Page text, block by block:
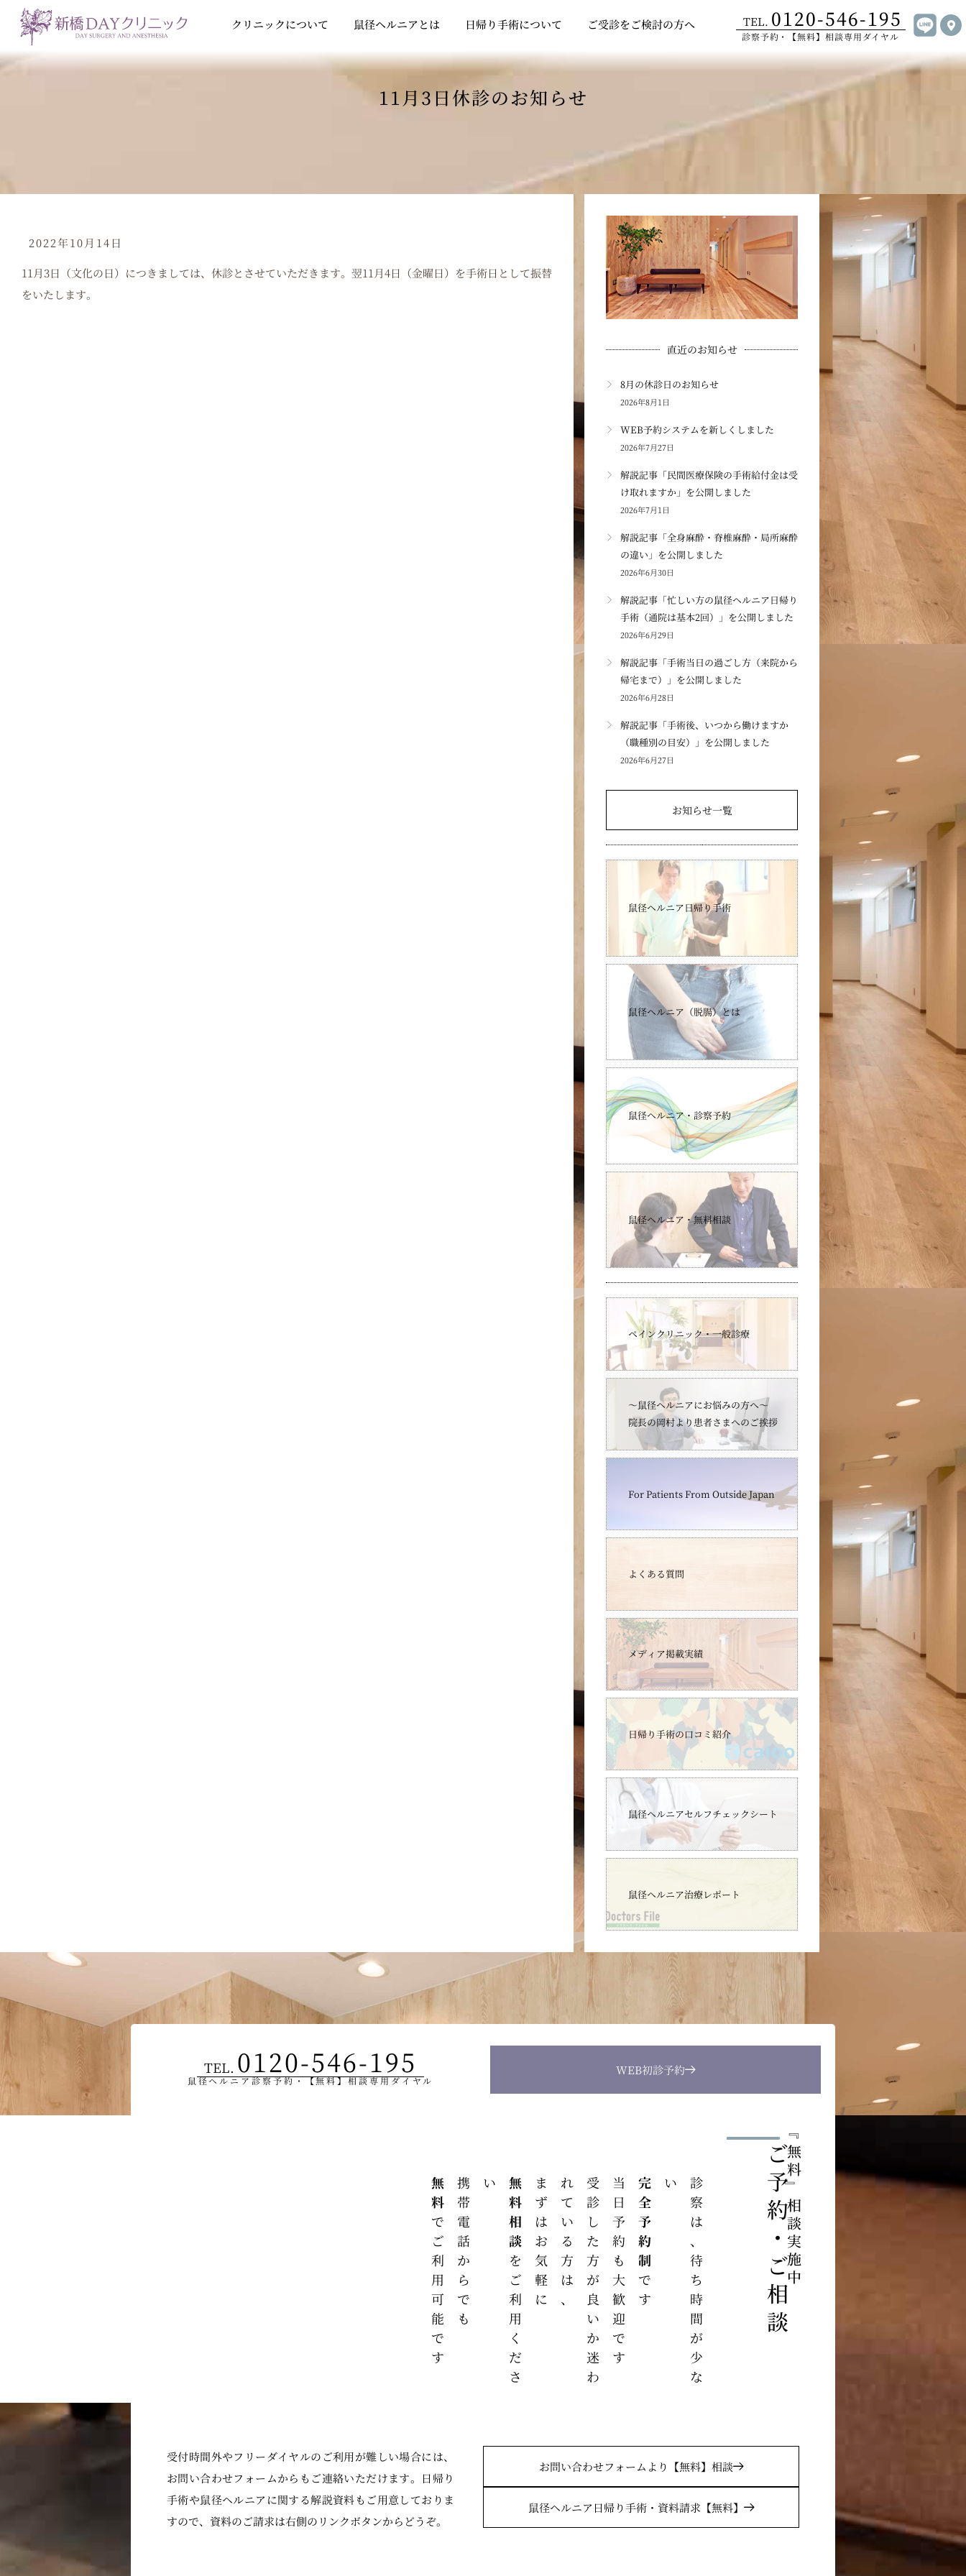
ス
クリニックについて Open クリニックについて
鼠径ヘルニアとは Open 鼠径ヘルニアとは
日帰り手術について Open 日帰り手術について
ご受診をご検討の方へ Open ご受診をご検討の方へ
TEL. 0120-546-195
診察予約・【無料】相談専用ダイヤル
11月3日休診のお知らせ
2022年10月14日
11月3日（文化の日）につきましては、休診とさせていただきます。翌11月4日（金曜日）を手術日として振替
をいたします。
直近のお知らせ
8月の休診日のお知らせ
2026年8月1日
WEB予約システムを新しくしました
2026年7月27日
解説記事「民間医療保険の手術給付金は受
け取れますか」を公開しました
2026年7月1日
解説記事「全身麻酔・脊椎麻酔・局所麻酔
の違い」を公開しました
2026年6月30日
解説記事「忙しい方の鼠径ヘルニア日帰り
手術（通院は基本2回）」を公開しました
2026年6月29日
解説記事「手術当日の過ごし方（来院から
帰宅まで）」を公開しました
2026年6月28日
解説記事「手術後、いつから働けますか
（職種別の目安）」を公開しました
2026年6月27日
お知らせ一覧
鼠径ヘルニア日帰り手術
鼠径ヘルニア（脱腸）とは
鼠径ヘルニア・診察予約
鼠径ヘルニア・無料相談
ペインクリニック・一般診療
～鼠径ヘルニアにお悩みの方へ～
院長の岡村より患者さまへのご挨拶
For Patients From Outside Japan
よくある質問
メディア掲載実績
日帰り手術の口コミ紹介
鼠径ヘルニアセルフチェックシート
鼠径ヘルニア治療レポート
TEL. 0120-546-195
鼠径ヘルニア診察予約・【無料】相談専用ダイヤル
WEB初診予約
診
察
は
、
待
ち
時
間
が
少
な
い
完全予約制
です
当日予約も大歓迎です
受
診
し
た
方
が
良
い
か
迷
わ
れ
て
い
る
方
は
、
まずはお気軽に
無料相談
を
ご
利
用
く
だ
さ
い
携帯電話からでも
無料
でご利用可能です ご予約・ご相談
『
無料
』
相談実施中
受付時間外やフリーダイヤルのご利用が難しい場合には、
お問い合わせフォームからもご連絡いただけます。日帰り
手術や鼠径ヘルニアに関する解説資料もご用意しておりま
すので、資料のご請求は右側のリンクボタンからどうぞ。
お問い合わせフォームより 【無料】相談
鼠径ヘルニア 日帰り手術・ 資料請求 【無料】